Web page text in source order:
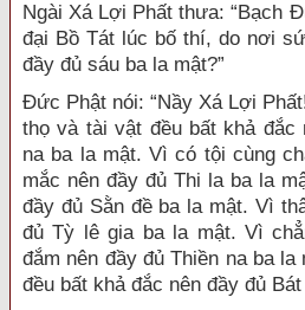
Ngài Xá Lợi Phất thưa: “Bạch
đại Bồ Tát lúc bố thí, do nơi
đầy đủ sáu ba la mật?”
Đức Phật nói: “Nầy Xá Lợi
thọ và tài vật đều bất khả đắc
na ba la mật. Vì có tội cùng
mắc nên đầy đủ Thi la ba la
đầy đủ Sằn đề ba la mật. Vì
đủ Tỳ lê gia ba la mật. Vì
đắm nên đầy đủ Thiền na ba
đều bất khả đắc nên đầy đủ